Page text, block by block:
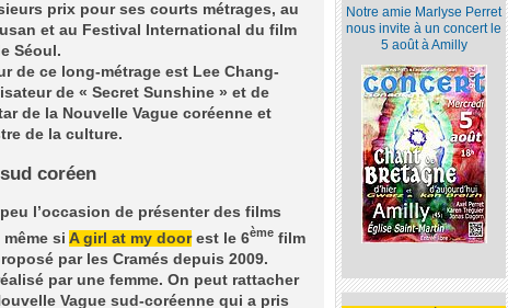
prix pour ses courts métrages, au
et au Festival International du film
Séoul.
de ce long-métrage est Lee Chang-
de « Secret Sunshine » et de
de la Nouvelle Vague coréenne et
de la culture.
coréen
l’occasion de présenter des films
même siA girl at my doorest le 6ème film
par les Cramés depuis 2009.
par une femme. On peut rattacher
Vague sud-coréenne qui a pris
Notre amie Marlyse Perret
nous invite à un concert le
5 août à Amilly